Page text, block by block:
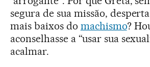
segura de sua missão,
mais baixos do machismo?
aconselhasse a “usar sua
acalmar.